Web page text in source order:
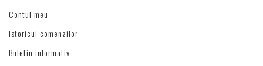
Contul meu
Istoricul comenzilor
Buletin informativ